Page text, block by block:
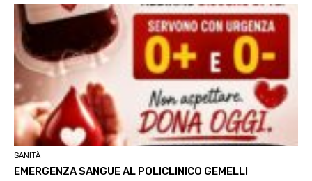
SANITÀ
EMERGENZA SANGUE AL POLICLINICO GEMELLI